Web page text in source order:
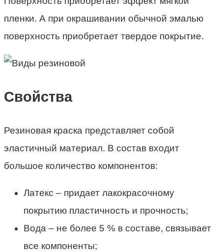
пленки. А при окрашивании обычной эмалью
поверхность приобретает твердое покрытие.
Свойства
Резиновая краска представляет собой
эластичный материал. В состав входит
большое количество компонентов:
Латекс – придает лакокрасочному
покрытию пластичность и прочность;
Вода – не более 5 % в составе, связывает
все компоненты;